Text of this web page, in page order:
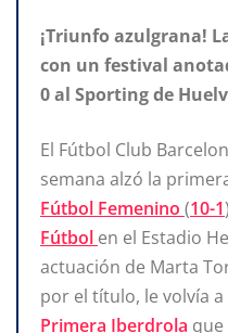
¡Triunfo azulgrana!
con un festival
0 al Sporting de
El Fútbol Club
semana alzó la
Fútbol Femenino (10-1
Fútbol en el Estadio
actuación de Marta
por el título, le volvía
Primera Iberdrola